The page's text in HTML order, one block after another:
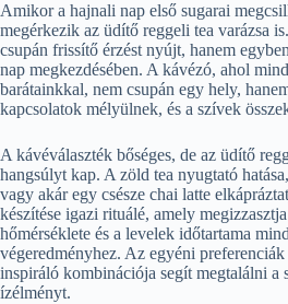
Amikor a hajnali nap első sugarai
megérkezik az üdítő reggeli tea varázsa
csupán frissítő érzést nyújt, hanem
nap megkezdésében. A kávézó, ahol
barátainkkal, nem csupán egy hely,
kapcsolatok mélyülnek, és a szívek
A kávéválaszték bőséges, de az üdítő
hangsúlyt kap. A zöld tea nyugtató
vagy akár egy csésze chai latte
készítése igazi rituálé, amely
hőmérséklete és a levelek időtartama
végeredményhez. Az egyéni
inspiráló kombinációja segít megtalálni a
ízélményt.